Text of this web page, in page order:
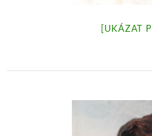
[UKÁZAT